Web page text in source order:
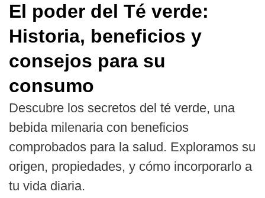
El poder del Té verde:
Historia, beneficios y
consejos para su
consumo
Descubre los secretos del té verde, una
bebida milenaria con beneficios
comprobados para la salud. Exploramos su
origen, propiedades, y cómo incorporarlo a
tu vida diaria.